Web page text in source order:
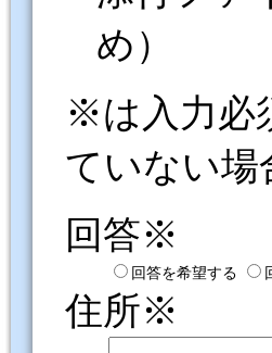
め）
※は入力必
ていない場
回答※
回答を希望する
住所※